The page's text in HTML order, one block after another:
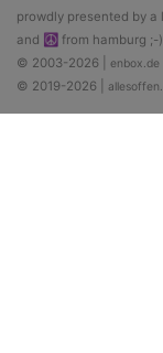
prowdly presented by
and ☮ from hamburg ;-)
© 2003-2026 | enbox.de
© 2019-2026 |